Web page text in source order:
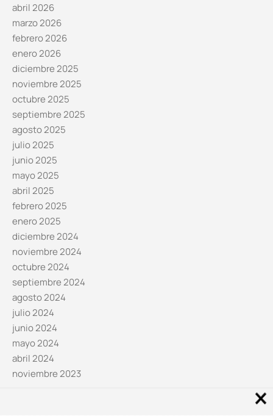
abril 2026
marzo 2026
febrero 2026
enero 2026
diciembre 2025
noviembre 2025
octubre 2025
septiembre 2025
agosto 2025
julio 2025
junio 2025
mayo 2025
abril 2025
febrero 2025
enero 2025
diciembre 2024
noviembre 2024
octubre 2024
septiembre 2024
agosto 2024
julio 2024
junio 2024
mayo 2024
abril 2024
noviembre 2023